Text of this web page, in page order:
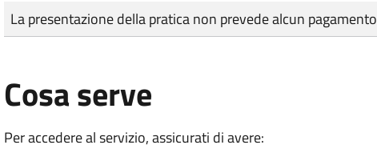
Tipo di pagamento
Importo
La presentazione della pratica non prevede alcun pagamento
Cosa serve
Per accedere al servizio, assicurati di avere: